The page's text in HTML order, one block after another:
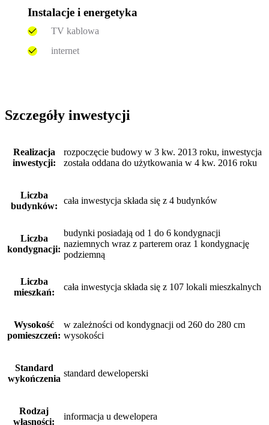
Instalacje i energetyka
TV kablowa
internet
Szczegóły inwestycji
Realizacja
inwestycji:
rozpoczęcie budowy w 3 kw. 2013 roku, inwestycja
została oddana do użytkowania w 4 kw. 2016 roku
Liczba
budynków:
cała inwestycja składa się z 4 budynków
Liczba
kondygnacji:
budynki posiadają od 1 do 6 kondygnacji
naziemnych wraz z parterem oraz 1 kondygnację
podziemną
Liczba
mieszkań:
cała inwestycja składa się z 107 lokali mieszkalnych
Wysokość
pomieszczeń:
w zależności od kondygnacji od 260 do 280 cm
wysokości
Standard
wykończenia
standard deweloperski
Rodzaj
własności:
informacja u dewelopera